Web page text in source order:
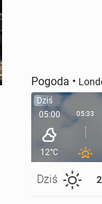
Pogoda •
Dziś
05:00
12°C
Dziś
05:33